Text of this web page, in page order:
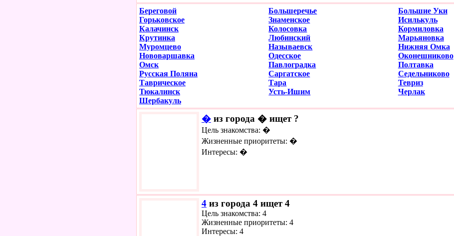
Береговой Большеречье
Большие Уки
Горьковское
Знаменское
Исилькуль
Калачинск
Колосовка
Кормиловка
Крутинка
Любинский
Марьяновка
Муромцево
Называевск
Нижняя Омка
Нововаршавка
Одесское
Оконешниково
Омск
Павлоградка
Полтавка
Русская Поляна
Саргатское
Седельниково
Таврическое
Тара
Тевриз
Тюкалинск
Усть-Ишим
Черлак
Шербакуль
� из города � ищет ?
Цель знакомства: �
Жизненные приоритеты: �
Интересы: �
4 из города 4 ищет 4
Цель знакомства: 4
Жизненные приоритеты: 4
Интересы: 4